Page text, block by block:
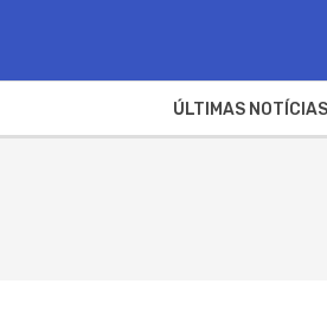
ÚLTIMAS NOTÍCIAS